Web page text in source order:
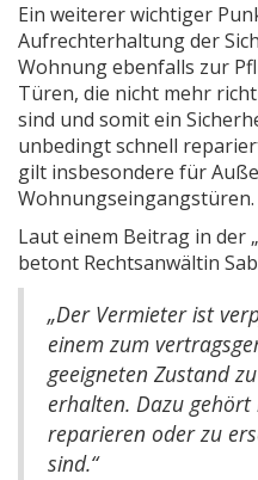
Ein weiterer wichtiger
Aufrechterhaltung der
Wohnung ebenfalls zur
Türen, die nicht mehr
sind und somit ein
unbedingt schnell
gilt insbesondere für
Wohnungseingangstüren.
Laut einem Beitrag in der
betont Rechtsanwältin
„Der Vermieter ist
einem zum
geeigneten Zustand
erhalten. Dazu gehört
reparieren oder zu
sind.“